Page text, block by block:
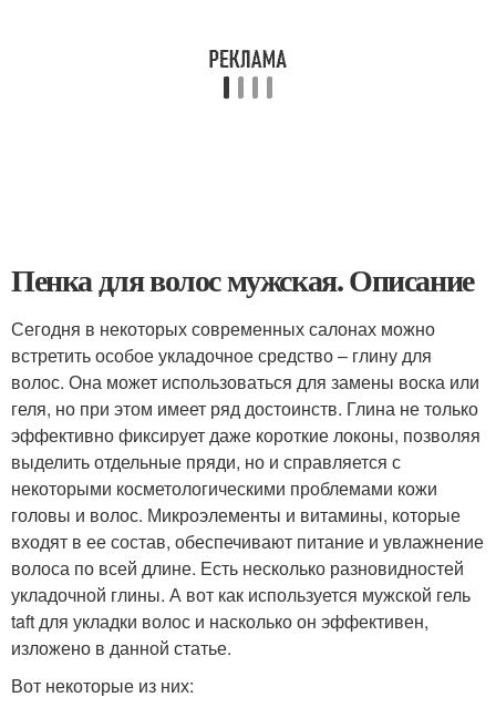
Пенка для волос мужская. Описание
Сегодня в некоторых современных салонах можно
встретить особое укладочное средство – глину для
волос. Она может использоваться для замены воска или
геля, но при этом имеет ряд достоинств. Глина не только
эффективно фиксирует даже короткие локоны, позволяя
выделить отдельные пряди, но и справляется с
некоторыми косметологическими проблемами кожи
головы и волос. Микроэлементы и витамины, которые
входят в ее состав, обеспечивают питание и увлажнение
волоса по всей длине. Есть несколько разновидностей
укладочной глины. А вот как используется мужской гель
taft для укладки волос и насколько он эффективен,
изложено в данной статье.
Вот некоторые из них: